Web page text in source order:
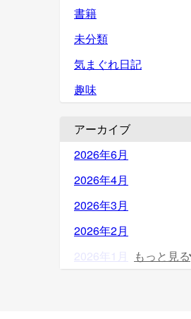
書籍
未分類
気まぐれ日記
趣味
アーカイブ
2026年6月
2026年4月
2026年3月
2026年2月
2026年1月
もっと見る